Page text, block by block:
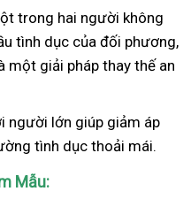
trong hai người không
tình dục của đối phương,
một giải pháp thay thế an
người lớn giúp giảm áp
tình dục thoải mái.
Mẫu: